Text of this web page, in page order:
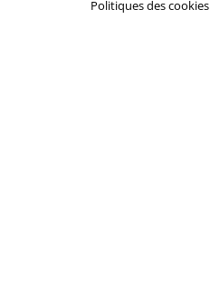
Politiques des cookies